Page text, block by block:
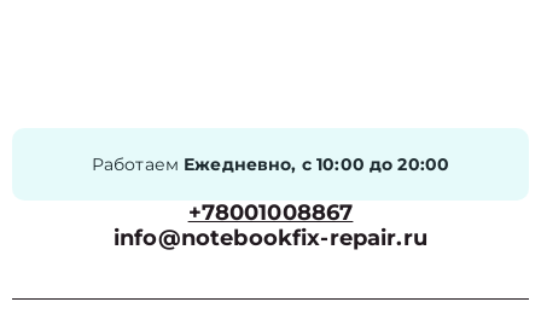
Работаем Ежедневно, с 10:00 до 20:00
+78001008867
info@notebookfix-repair.ru